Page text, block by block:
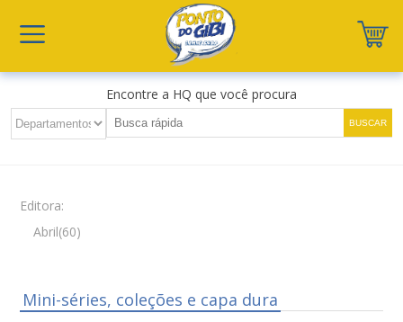
Encontre a HQ que você procura
Editora:
Abril(60)
Mini-séries, coleções e capa dura